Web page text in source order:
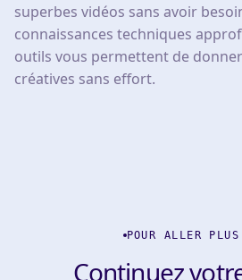
superbes vidéos sans avoir
connaissances techniques
outils vous permettent de
créatives sans effort.
POUR ALLER
Continuez